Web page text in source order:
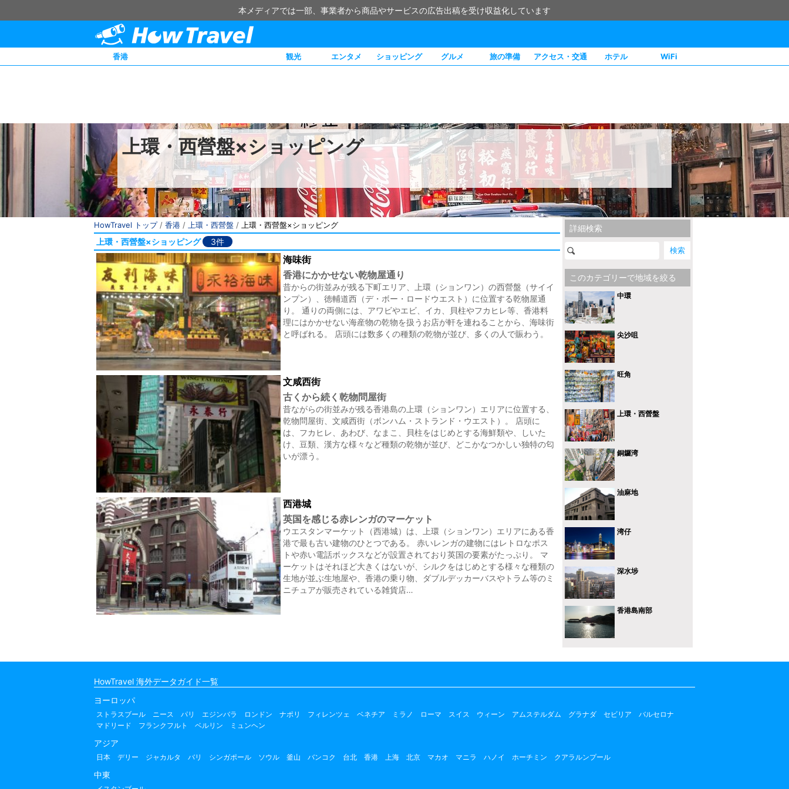
本メディアでは一部、事業者から商品やサービスの広告出稿を受け収益化しています
香港 観光 エンタメ ショッピング グルメ 旅の準備 アクセス・交通 ホテル WiFi
上環・西營盤×ショッピング
詳細検索
このカテゴリーで地域を絞る
中環
尖沙咀
旺角
上環・西營盤
銅鑼湾
油麻地
湾仔
深水埗
香港島南部
HowTravel トップ/ 香港 / 上環・西營盤 / 上環・西營盤×ショッピング
上環・西營盤×ショッピング 3件
海味街
香港にかかせない乾物屋通り
昔からの街並みが残る下町エリア、上環（ションワン）の西營盤（サイイ
ンプン）、徳輔道西（デ・ボー・ロードウエスト）に位置する乾物屋通
り。 通りの両側には、アワビやエビ、イカ、貝柱やフカヒレ等、香港料
理にはかかせない海産物の乾物を扱うお店が軒を連ねることから、海味街
と呼ばれる。 店頭には数多くの種類の乾物が並び、多くの人で賑わう。
文咸西街
古くから続く乾物問屋街
昔ながらの街並みが残る香港島の上環（ションワン）エリアに位置する、
乾物問屋街、文咸西街（ボンハム・ストランド・ウエスト）。 店頭に
は、フカヒレ、あわび、なまこ、貝柱をはじめとする海鮮類や、しいた
け、豆類、漢方な様々など種類の乾物が並び、どこかなつかしい独特の匂
いが漂う。
西港城
英国を感じる赤レンガのマーケット
ウエスタンマーケット（西港城）は、上環（ションワン）エリアにある香
港で最も古い建物のひとつである。 赤いレンガの建物にはレトロなポス
トや赤い電話ボックスなどが設置されており英国の要素がたっぷり。 マ
ーケットはそれほど大きくはないが、シルクをはじめとする様々な種類の
生地が並ぶ生地屋や、香港の乗り物、ダブルデッカーバスやトラム等のミ
ニチュアが販売されている雑貨店…
HowTravel 海外データガイド一覧
ヨーロッパ
ストラスブール ニース パリ エジンバラ ロンドン ナポリ フィレンツェ ベネチア ミラノ ローマ スイス ウィーン アムステルダム グラナダ セビリア
バルセロナ
マドリード
フランクフルト ベルリン ミュンヘン
アジア
日本 デリー ジャカルタ バリ シンガポール ソウル 釜山 バンコク 台北 香港 上海 北京 マカオ マニラ ハノイ ホーチミン クアラルンプール
中東